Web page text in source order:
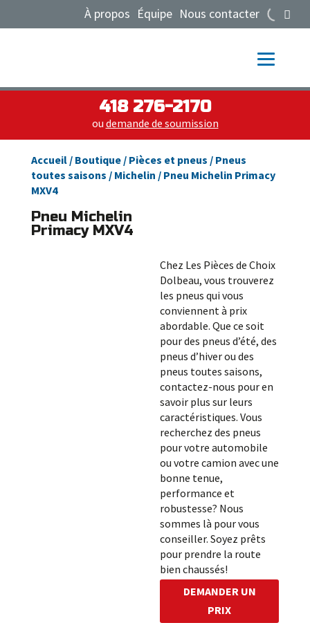
À propos Équipe Nous contacter
418 276-2170
ou demande de soumission
Accueil/ Boutique/ Pièces et pneus / Pneus
toutes saisons / Michelin / Pneu Michelin Primacy
MXV4
Pneu Michelin
Primacy MXV4
Chez Les Pièces de Choix
Dolbeau, vous trouverez
les pneus qui vous
conviennent à prix
abordable. Que ce soit
pour des pneus d’été, des
pneus d’hiver ou des
pneus toutes saisons,
contactez-nous pour en
savoir plus sur leurs
caractéristiques. Vous
recherchez des pneus
pour votre automobile
ou votre camion avec une
bonne tenue,
performance et
robustesse? Nous
sommes là pour vous
conseiller. Soyez prêts
pour prendre la route
bien chaussés!
DEMANDER UN
PRIX